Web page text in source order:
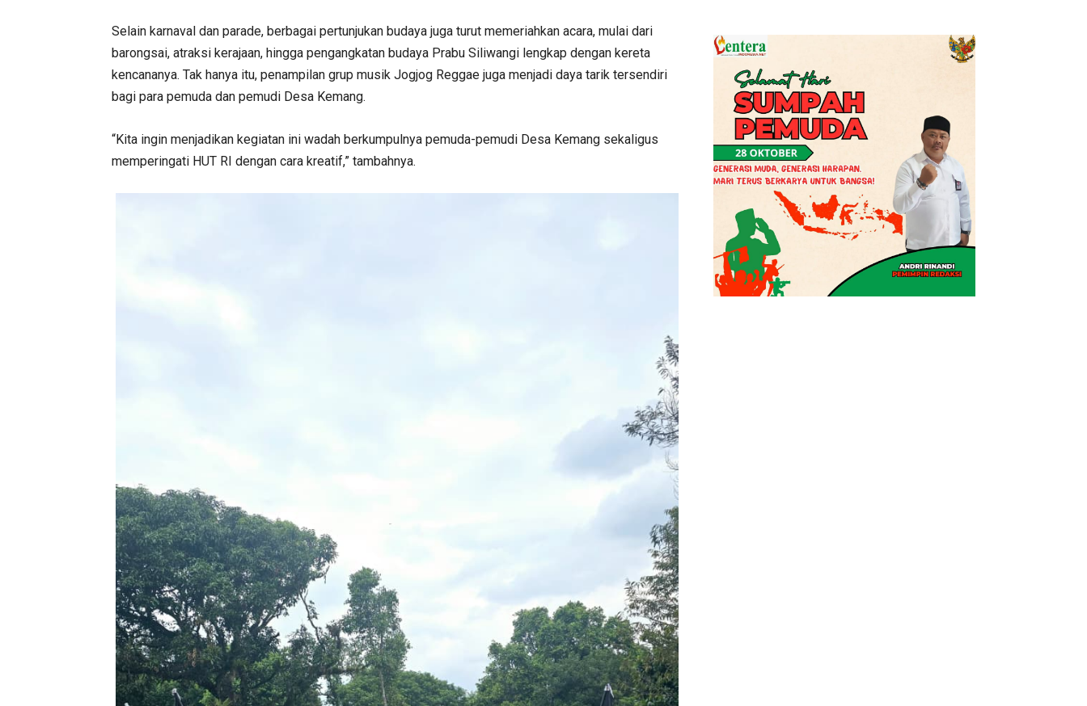
Selain karnaval dan parade, berbagai pertunjukan budaya juga turut memeriahkan acara, mulai dari
barongsai, atraksi kerajaan, hingga pengangkatan budaya Prabu Siliwangi lengkap dengan kereta
kencananya. Tak hanya itu, penampilan grup musik Jogjog Reggae juga menjadi daya tarik tersendiri
bagi para pemuda dan pemudi Desa Kemang.
“Kita ingin menjadikan kegiatan ini wadah berkumpulnya pemuda-pemudi Desa Kemang sekaligus
memperingati HUT RI dengan cara kreatif,” tambahnya.